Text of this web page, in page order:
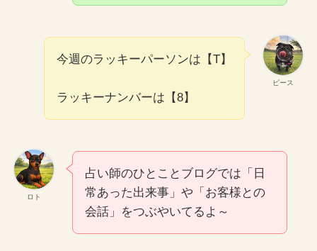
ピース
今週のラッキーパーソンは【T】
ラッキーナンバーは【8】
ロト
占い師のひとことブログでは「日
常あった出来事」や「お客様との
会話」をつぶやいてるよ～